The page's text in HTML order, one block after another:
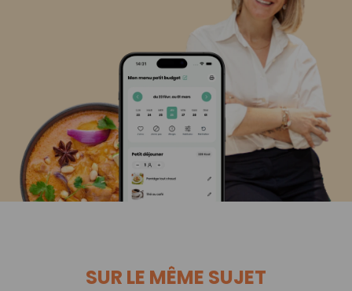
SUR LE MÊME SUJET